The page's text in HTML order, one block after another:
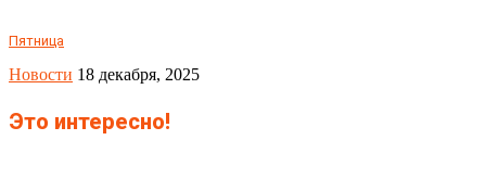
Пятница
Новости 18 декабря, 2025
Это интересно!